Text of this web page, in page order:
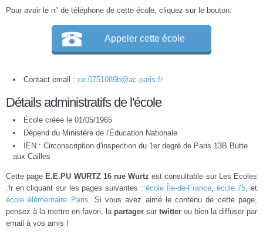
Pour avoir le n° de téléphone de cette école, cliquez sur le bouton.
Appeler cette école
Contact email : ce.0751089b@ac-paris.fr
Détails administratifs de l'école
École créée le 01/05/1965
Dépend du Ministère de l'Éducation Nationale
IEN : Circonscription d'inspection du 1er degré de Paris 13B Butte
aux Cailles
Cette page E.E.PU WURTZ 16 rue Wurtz est consultable sur Les Ecoles
.fr en cliquant sur les pages suivantes :école Île-de-France, école 75, et
école élémentaire Paris. Si vous avez aimé le contenu de cette page,
pensez à la mettre en favori, la partager sur twitter ou bien la diffuser par
email à vos amis !